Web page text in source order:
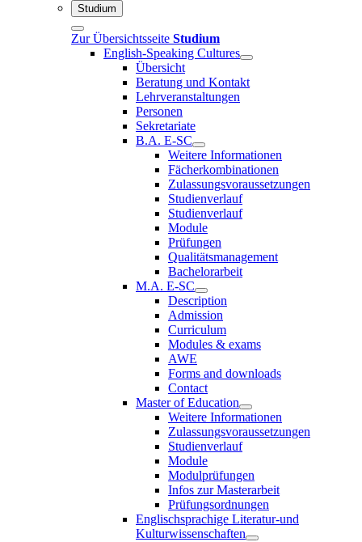
Studium
Zur Übersichtsseite Studium
English-Speaking Cultures
Übersicht
Beratung und Kontakt
Lehrveranstaltungen
Personen
Sekretariate
B.A. E-SC
Weitere Informationen
Fächerkombinationen
Zulassungsvoraussetzungen
Studienverlauf
Studienverlauf
Module
Prüfungen
Qualitätsmanagement
Bachelorarbeit
M.A. E-SC
Description
Admission
Curriculum
Modules & exams
AWE
Forms and downloads
Contact
Master of Education
Weitere Informationen
Zulassungsvoraussetzungen
Studienverlauf
Module
Modulprüfungen
Infos zur Masterarbeit
Prüfungsordnungen
Englischsprachige Literatur-und
Kulturwissenschaften